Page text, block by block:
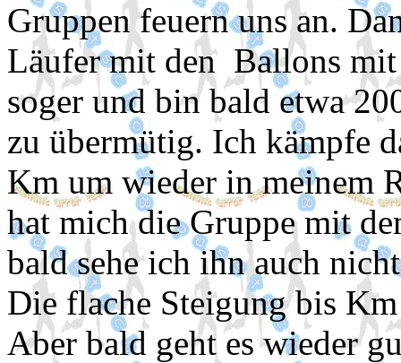
Gruppen feuern uns an.
Läufer mit den Ballons
soger und bin bald etwa
zu übermütig. Ich kämpfe
Km um wieder in meinem
hat mich die Gruppe mit
bald sehe ich ihn auch
Die flache Steigung bis
Aber bald geht es wieder